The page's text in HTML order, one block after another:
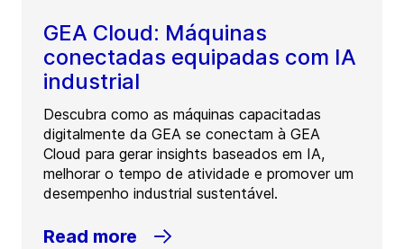
GEA Cloud: Máquinas
conectadas equipadas com IA
industrial
Descubra como as máquinas capacitadas
digitalmente da GEA se conectam à GEA
Cloud para gerar insights baseados em IA,
melhorar o tempo de atividade e promover um
desempenho industrial sustentável.
Read more